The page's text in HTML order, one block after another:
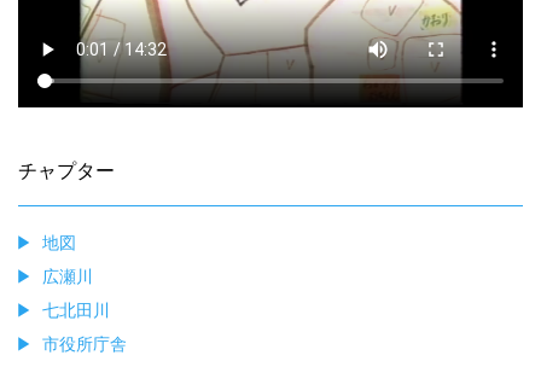
チャプター
地図
広瀬川
七北田川
市役所庁舎